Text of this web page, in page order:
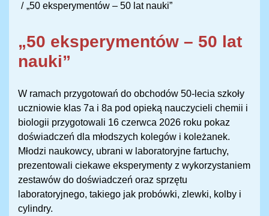
„50 eksperymentów – 50 lat nauki”
„50 eksperymentów – 50 lat
nauki”
W ramach przygotowań do obchodów 50-lecia szkoły
uczniowie klas 7a i 8a pod opieką nauczycieli chemii i
biologii przygotowali 16 czerwca 2026 roku pokaz
doświadczeń dla młodszych kolegów i koleżanek.
Młodzi naukowcy, ubrani w laboratoryjne fartuchy,
prezentowali ciekawe eksperymenty z wykorzystaniem
zestawów do doświadczeń oraz sprzętu
laboratoryjnego, takiego jak probówki, zlewki, kolby i
cylindry.